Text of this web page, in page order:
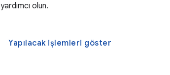
yardımcı olun.
Yapılacak işlemleri göster